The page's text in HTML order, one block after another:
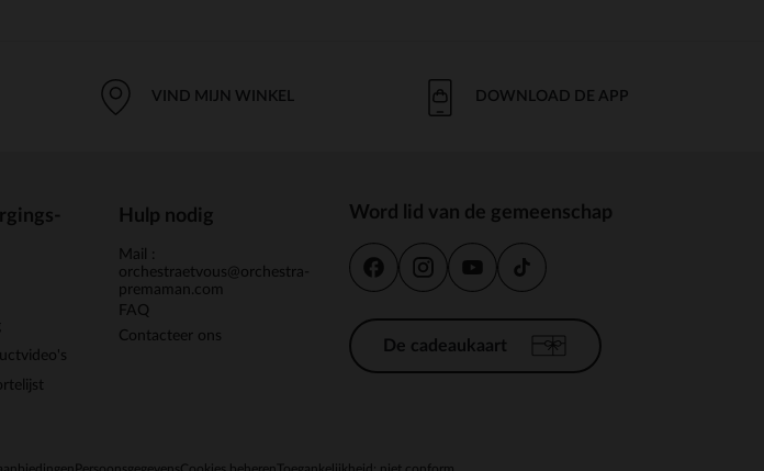
VIND MIJN WINKEL DOWNLOAD DE APP
Hulp nodig
Mail :
orchestraetvous@orchestra-
premaman.com
FAQ
Contacteer ons
Word lid van de gemeenschap
De cadeaukaart